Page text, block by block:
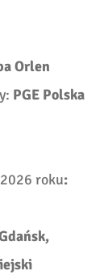
Orlen
PGE Polska
roku: